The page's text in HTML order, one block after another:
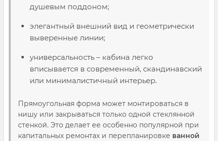
душевым поддоном;
элегантный внешний вид и геометрически
выверенные линии;
универсальность – кабина легко
вписывается в современный, скандинавский
или минималистичный интерьер.
Прямоугольная форма может монтироваться в
нишу или закрываться только одной стеклянной
стенкой. Это делает ее особенно популярной при
капитальных ремонтах и перепланировке ванной